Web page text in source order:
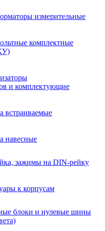
измерительные
комплектные
и комплектующие
встраиваемые
навесные
зажимы на DIN-рейку
к корпусам
блоки и нулевые шины